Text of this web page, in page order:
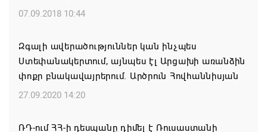
համաձայնագիր են ստորագրել
Հայ ժողովուրդն է ընտրում Հայոց Հայրապետին և
հեռացնելու ընթացակարգ չկա
07.08.2026 16:39
07.09.2018 10:44
Զգալի ավերածություններ կան ինչպես
Ստեփանակերտում, այնպես էլ Արցախի առանձին
փոքր բնակավայրերում. Արծրուն Հովհաննիսյան
27.09.2020 14:20
ՌԴ-ում ՀՀ-ի դեսպանը դիմել է Ռուսաստանի